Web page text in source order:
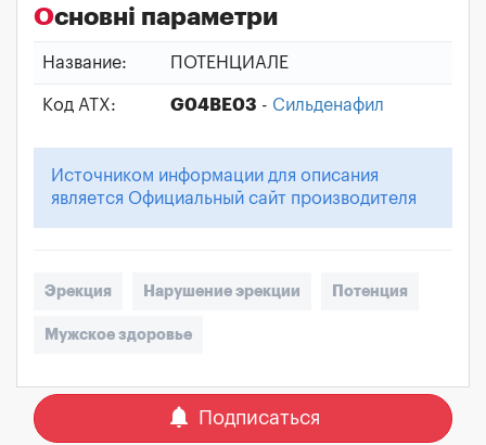
Основні параметри
Название: ПОТЕНЦИАЛЕ
Код АТХ: G04BE03 - Сильденафил
Источником информации для описания
является Официальный сайт производителя
Эрекция Нарушение эрекции Потенция
Мужское здоровье
notifications Подписаться